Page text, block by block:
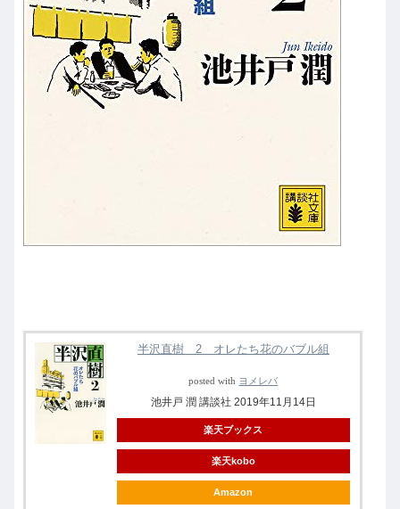
半沢直樹 2 オレたち花のバブル組
posted with ヨメレバ
池井戸 潤 講談社 2019年11月14日
楽天ブックス
楽天kobo
Amazon